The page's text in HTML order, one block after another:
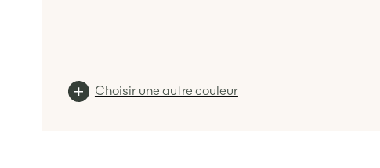
Choisir une autre couleur